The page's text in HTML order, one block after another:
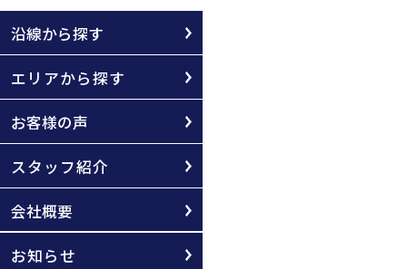
沿線から探す
エリアから探す
お客様の声
スタッフ紹介
会社概要
お知らせ